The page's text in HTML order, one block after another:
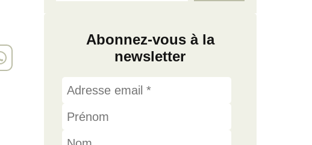
Abonnez-vous à la
newsletter